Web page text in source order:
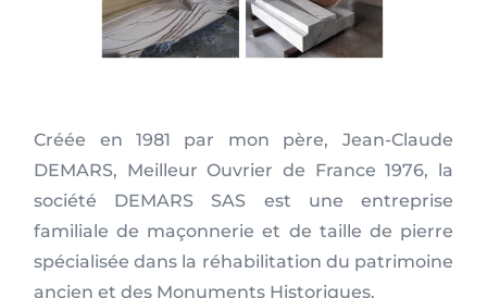
Créée en 1981 par mon père, Jean-Claude
DEMARS, Meilleur Ouvrier de France 1976, la
société DEMARS SAS est une entreprise
familiale de maçonnerie et de taille de pierre
spécialisée dans la réhabilitation du patrimoine
ancien et des Monuments Historiques.